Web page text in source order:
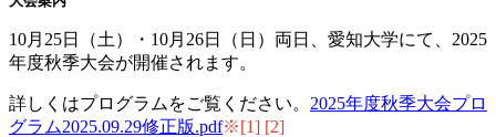
10月25日（土）・10月26日（日）両日、愛知大学にて、2025
年度秋季大会が開催されます。
詳しくはプログラムをご覧ください。 2025年度秋季大会プロ
グラム2025.09.29修正版.pdf※[1] [2]